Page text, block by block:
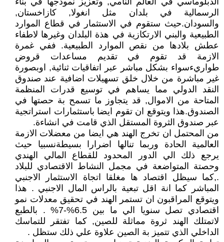
الرسمالية في بلدان مثل انغولا, كازاخستان,
والسودان.حيث ستقوم في الاستثمار في قطاع الموارد
الطبيعية والبني الارتكازية في هذة البلدان وغيرها لاطفاء
عطش بلادها من نقص الموارد الطبيعية. ففي غمرة
الازمة قد تقوم في تقديم مساعدات قروض
طواريءسواء بشكل مباشر عبر اتفاقيات ثنائية, اوبصورة
غير مباشرة من خلال خلق تسهيلات اضافية عند صندوق
النقد الدولي مما يساهم في توسيع قدرات المنظمة
المتاحة من الاموال, قد يتجاوز ما تسمح بة حصتها في
الصندوق.هذا ويتوقع ان تقوم ايضا باستثمارات استراتجية
عبر صندوق الثروة المستقل الذي قامت في انشاءة.
من المحتمل ان تخرج الهند هي ايضا من معضلات الازمة
العالمية الحادة وربما تنالها اضرارا بسيطةنسبيا حيث
يرجع ذلك الي الدور المحدود للقطاع المالي الهندي
وحصتة المتواضعة في مجمل النشاط الاقتصادي للبلاد
.,كما سيظل اقتصاد ها مغلقا اتجاة الاستثمار الاجنبي
المباشر كما انة اقل تبعية بالراس المال الاجنبي . هذا
ويتوقع المراقبون ان تستمر الهند في تحقيق معدلات نمو
اقتصادي تصل سنويا الي ما بين 6.5%-7% . بالطبع
لاتمتلك الهند ثروة مماثلة للصين, كما تفتقر للتماسك
الداخلي الذي تتميز بة الصين علاوة علي ذلك ستظل .